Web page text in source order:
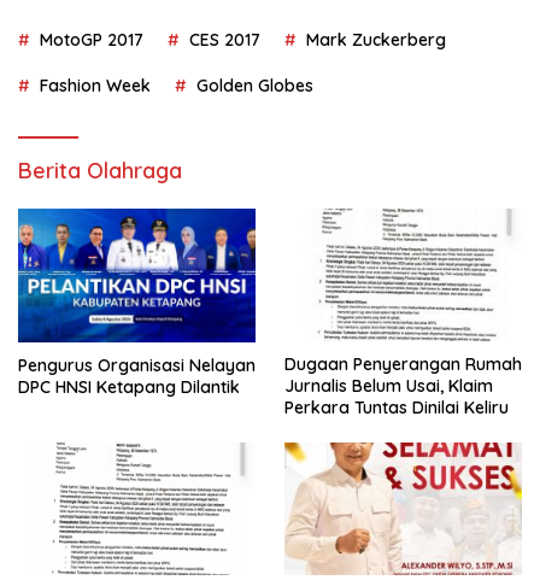
MotoGP 2017 CES 2017 Mark Zuckerberg
Fashion Week Golden Globes
Berita Olahraga
Pengurus Organisasi Nelayan
DPC HNSI Ketapang Dilantik
Dugaan Penyerangan Rumah
Jurnalis Belum Usai, Klaim
Perkara Tuntas Dinilai Keliru